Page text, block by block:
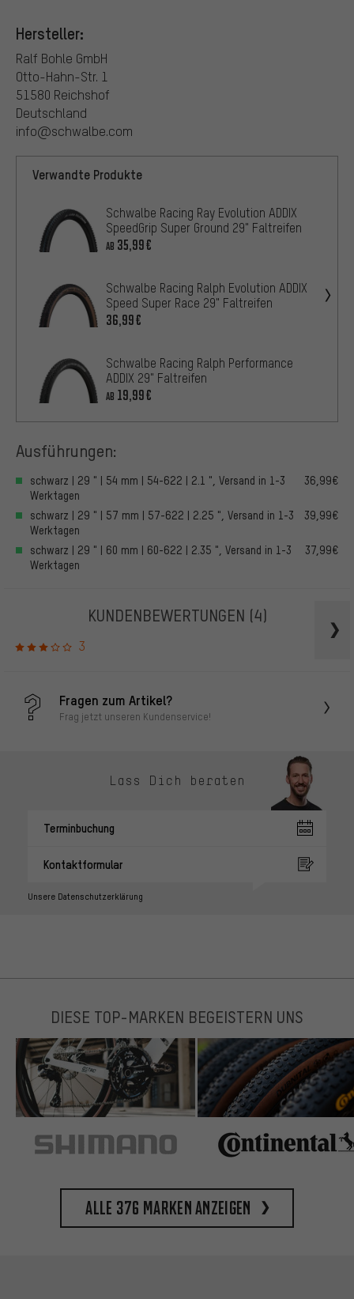
Hersteller:
Ralf Bohle GmbH
Otto-Hahn-Str. 1
51580 Reichshof
Deutschland
info@schwalbe.com
Verwandte Produkte
Schwalbe Racing Ray Evolution ADDIX
SpeedGrip Super Ground 29" Faltreifen
AB 35,99€
Schwalbe Racing Ralph Evolution ADDIX
Speed Super Race 29" Faltreifen
36,99€
Schwalbe Racing Ralph Performance
ADDIX 29" Faltreifen
AB 19,99€
Ausführungen:
schwarz | 29 " | 54 mm | 54-622 | 2.1 ", Versand in 1-3
Werktagen
36,99€
schwarz | 29 " | 57 mm | 57-622 | 2.25 ", Versand in 1-3
Werktagen
39,99€
schwarz | 29 " | 60 mm | 60-622 | 2.35 ", Versand in 1-3
Werktagen
37,99€
KUNDENBEWERTUNGEN (4)
3
Fragen zum Artikel?
Frag jetzt unseren Kundenservice!
Lass Dich beraten
Terminbuchung
Kontaktformular
Unsere Datenschutzerklärung
DIESE TOP-MARKEN BEGEISTERN UNS
Alle 376 Marken anzeigen